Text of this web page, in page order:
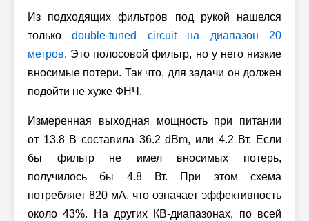
Из подходящих фильтров под рукой нашелся
толькоdouble-tuned circuit на диапазон 20
метров. Это полосовой фильтр, но у него низкие
вносимые потери. Так что, для задачи он должен
подойти не хуже ФНЧ.
Измеренная выходная мощность при питании
от 13.8 В составила 36.2 dBm, или 4.2 Вт. Если
бы фильтр не имел вносимых потерь,
получилось бы 4.8 Вт. При этом схема
потребляет 820 мА, что означает эффективность
около 43%. На других КВ-диапазонах, по всей